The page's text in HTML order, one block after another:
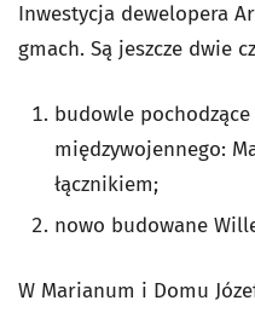
Inwestycja dewelopera
gmach. Są jeszcze dwie
budowle
międzywojennego:
łącznikiem;
nowo budowane
W Marianum i Domu